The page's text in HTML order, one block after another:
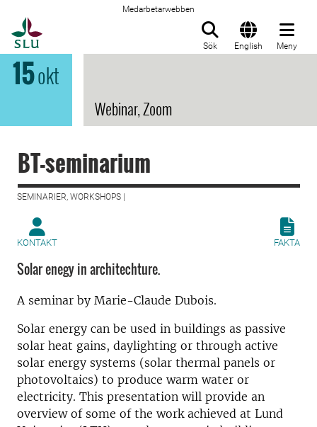
Medarbetarwebben
Sök English Meny
15okt
Webinar, Zoom
BT-seminarium
SEMINARIER, WORKSHOPS |
KONTAKT FAKTA
Solar enegy in architechture.
A seminar by Marie-Claude Dubois.
Solar energy can be used in buildings as passive
solar heat gains, daylighting or through active
solar energy systems (solar thermal panels or
photovoltaics) to produce warm water or
electricity. This presentation will provide an
overview of some of the work achieved at Lund